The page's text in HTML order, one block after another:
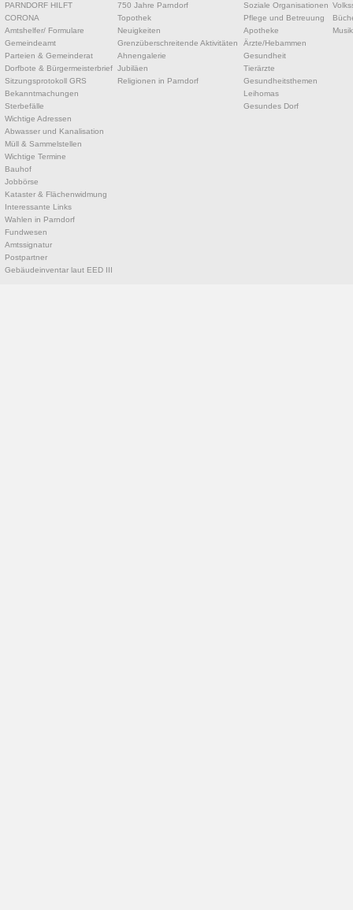
PARNDORF HILFT
CORONA
Amtshelfer/ Formulare
Gemeindeamt
Parteien & Gemeinderat
Dorfbote & Bürgermeisterbrief
Sitzungsprotokoll GRS
Bekanntmachungen
Sterbefälle
Wichtige Adressen
Abwasser und Kanalisation
Müll & Sammelstellen
Wichtige Termine
Bauhof
Jobbörse
Kataster & Flächenwidmung
Interessante Links
Wahlen in Parndorf
Fundwesen
Amtssignatur
Postpartner
Gebäudeinventar laut EED III
750 Jahre Parndorf
Topothek
Neuigkeiten
Grenzüberschreitende Aktivitäten
Ahnengalerie
Jubiläen
Religionen in Parndorf
Soziale Organisationen
Pflege und Betreuung
Apotheke
Ärzte/Hebammen
Gesundheit
Tierärzte
Gesundheitsthemen
Leihomas
Gesundes Dorf